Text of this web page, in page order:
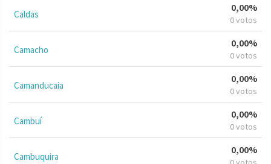
Caldas
0,00%
0 votos
Camacho
0,00%
0 votos
Camanducaia
0,00%
0 votos
Cambuí
0,00%
0 votos
Cambuquira
0,00%